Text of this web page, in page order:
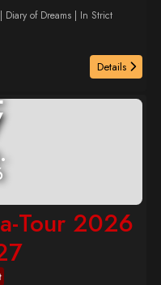
Diary of Dreams | In Strict
Details
Tour 2026